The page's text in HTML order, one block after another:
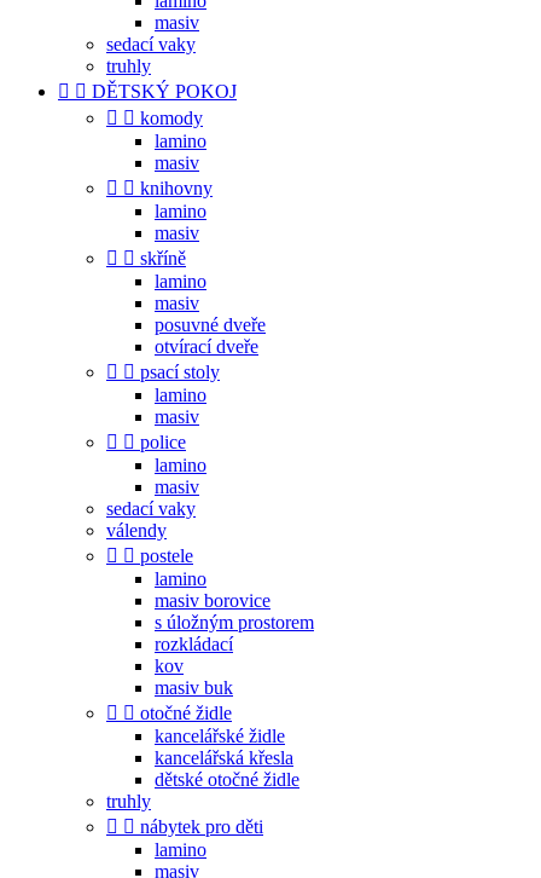
masiv
sedací vaky
truhly
  DĚTSKÝ POKOJ
  komody
lamino
masiv
  knihovny
lamino
masiv
  skříně
lamino
masiv
posuvné dveře
otvírací dveře
  psací stoly
lamino
masiv
  police
lamino
masiv
sedací vaky
válendy
  postele
lamino
masiv borovice
s úložným prostorem
rozkládací
kov
masiv buk
  otočné židle
kancelářské židle
kancelářská křesla
dětské otočné židle
truhly
  nábytek pro děti
lamino
masiv